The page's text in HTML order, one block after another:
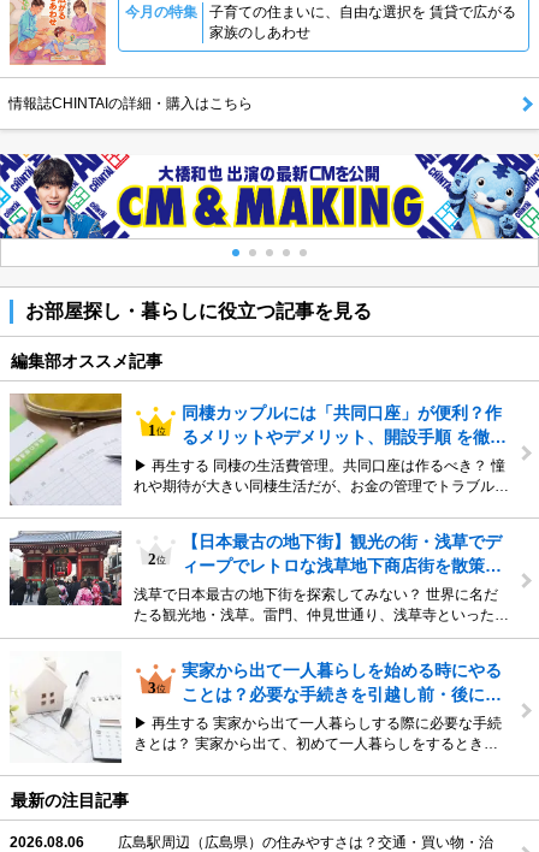
今月の特集
子育ての住まいに、自由な選択を 賃貸で広がる
家族のしあわせ
情報誌CHINTAIの詳細・購入はこちら
お部屋探し・暮らしに役立つ記事を見る
編集部オススメ記事
同棲カップルには「共同口座」が便利？作
るメリットやデメリット、開設手順 を徹…
▶ 再生する 同棲の生活費管理。共同口座は作るべき？ 憧
れや期待が大きい同棲生活だが、お金の管理でトラブル…
【日本最古の地下街】観光の街・浅草でデ
ィープでレトロな浅草地下商店街を散策…
浅草で日本最古の地下街を探索してみない？ 世界に名だ
たる観光地・浅草。雷門、仲見世通り、浅草寺といった…
実家から出て一人暮らしを始める時にやる
ことは？必要な手続きを引越し前・後に…
▶ 再生する 実家から出て一人暮らしする際に必要な手続
きとは？ 実家から出て、初めて一人暮らしをするとき…
最新の注目記事
2026.08.06
広島駅周辺（広島県）の住みやすさは？交通・買い物・治